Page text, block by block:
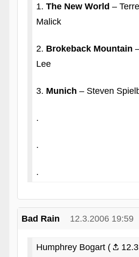
1. The New World –
Malick
2. Brokeback Mountain
Lee
3. Munich – Steven
.
.
.
Bad Rain 12.3.2006 19:59
Humphrey Bogart (